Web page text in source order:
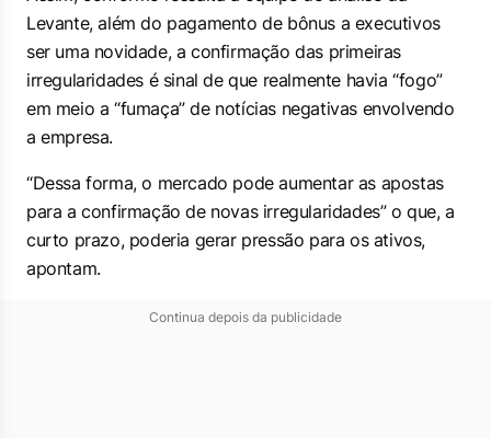
Levante, além do pagamento de bônus a executivos
ser uma novidade, a confirmação das primeiras
irregularidades é sinal de que realmente havia “fogo”
em meio a “fumaça” de notícias negativas envolvendo
a empresa.
“Dessa forma, o mercado pode aumentar as apostas
para a confirmação de novas irregularidades” o que, a
curto prazo, poderia gerar pressão para os ativos,
apontam.
Continua depois da publicidade